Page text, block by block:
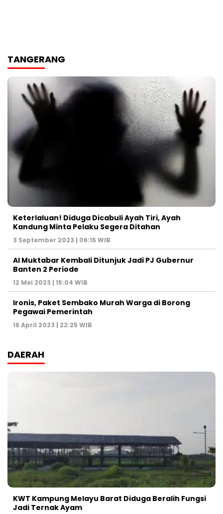
TANGERANG
Keterlaluan! Diduga Dicabuli Ayah Tiri, Ayah
Kandung Minta Pelaku Segera Ditahan
3 September 2023 | 06:15 WIB
Al Muktabar Kembali Ditunjuk Jadi PJ Gubernur
Banten 2 Periode
12 Mei 2023 | 15:04 WIB
Ironis, Paket Sembako Murah Warga di Borong
Pegawai Pemerintah
16 April 2023 | 22:25 WIB
DAERAH
KWT Kampung Melayu Barat Diduga Beralih Fungsi
Jadi Ternak Ayam